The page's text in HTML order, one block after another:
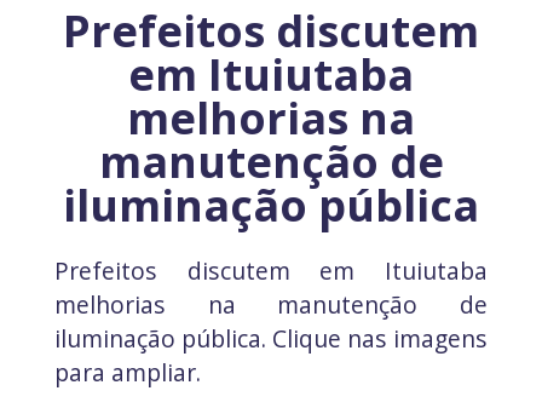
Prefeitos discutem
em Ituiutaba
melhorias na
manutenção de
iluminação pública
Prefeitos discutem em Ituiutaba
melhorias na manutenção de
iluminação pública. Clique nas imagens
para ampliar.